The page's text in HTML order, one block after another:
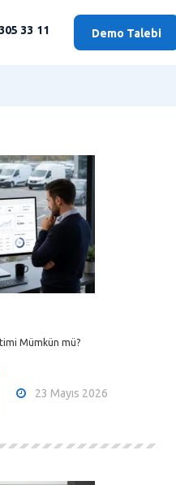
33 11 Demo Talebi
Mümkün mü?
23 Mayıs 2026